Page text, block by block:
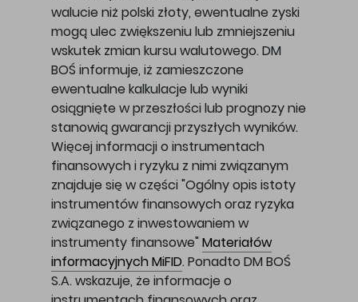
walucie niż polski złoty, ewentualne zyski
mogą ulec zwiększeniu lub zmniejszeniu
wskutek zmian kursu walutowego. DM
BOŚ informuje, iż zamieszczone
ewentualne kalkulacje lub wyniki
osiągnięte w przeszłości lub prognozy nie
stanowią gwarancji przyszłych wyników.
Więcej informacji o instrumentach
finansowych i ryzyku z nimi związanym
znajduje się w części "Ogólny opis istoty
instrumentów finansowych oraz ryzyka
związanego z inwestowaniem w
instrumenty finansowe" Materiałów
informacyjnych MiFID. Ponadto DM BOŚ
S.A. wskazuje, że informacje o